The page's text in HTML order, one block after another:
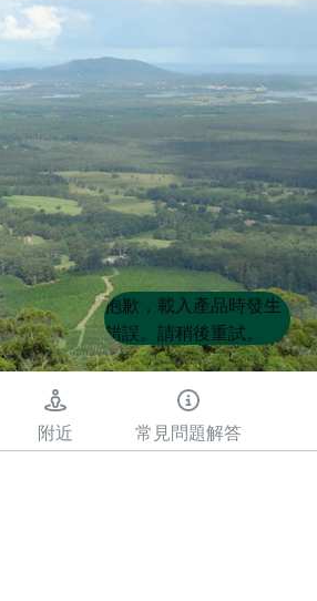
Product
List
Product
List
抱歉，載入產品時發生
錯誤。請稍後重試。
附近 常見問題解答